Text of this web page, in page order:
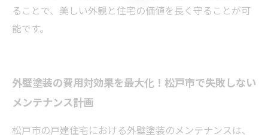
ることで、美しい外観と住宅の価値を長く守ることが可
能です。
外壁塗装の費用対効果を最大化！松戸市で失敗しない
メンテナンス計画
松戸市の戸建住宅における外壁塗装のメンテナンスは、